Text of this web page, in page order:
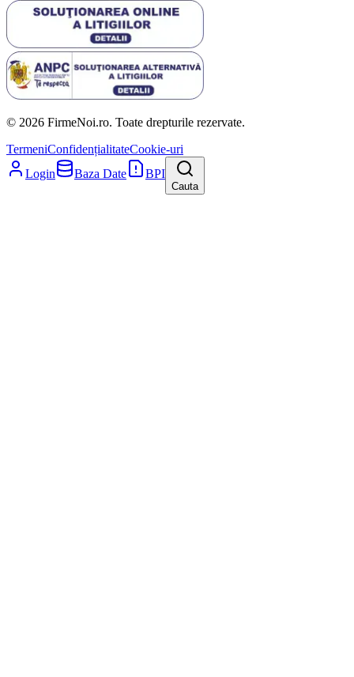
© 2026 FirmeNoi.ro. Toate drepturile rezervate.
TermeniConfidențialitateCookie-uri
Login
Baza Date BPI
Cauta